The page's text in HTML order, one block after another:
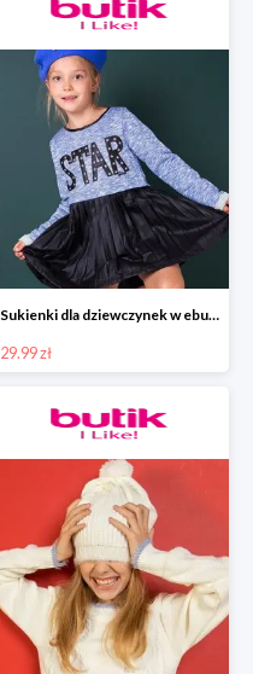
Sukienki dla dziewczynek w ebutik.pl od 29,99zł
29.99 zł